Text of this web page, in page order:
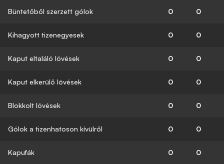
Büntetőből szerzett gólok 0 0
Kihagyott tizenegyesek 0 0
Kaput eltaláló lövések 0 0
Kaput elkerülő lövések 0 0
Blokkolt lövések 0 0
Gólok a tizenhatoson kívülről 0 0
Kapufák 0 0